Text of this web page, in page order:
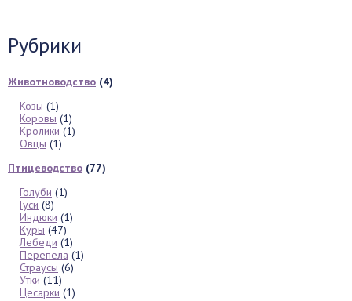
Рубрики
Животноводство (4)
Козы (1)
Коровы (1)
Кролики (1)
Овцы (1)
Птицеводство (77)
Голуби (1)
Гуси (8)
Индюки (1)
Куры (47)
Лебеди (1)
Перепела (1)
Страусы (6)
Утки (11)
Цесарки (1)